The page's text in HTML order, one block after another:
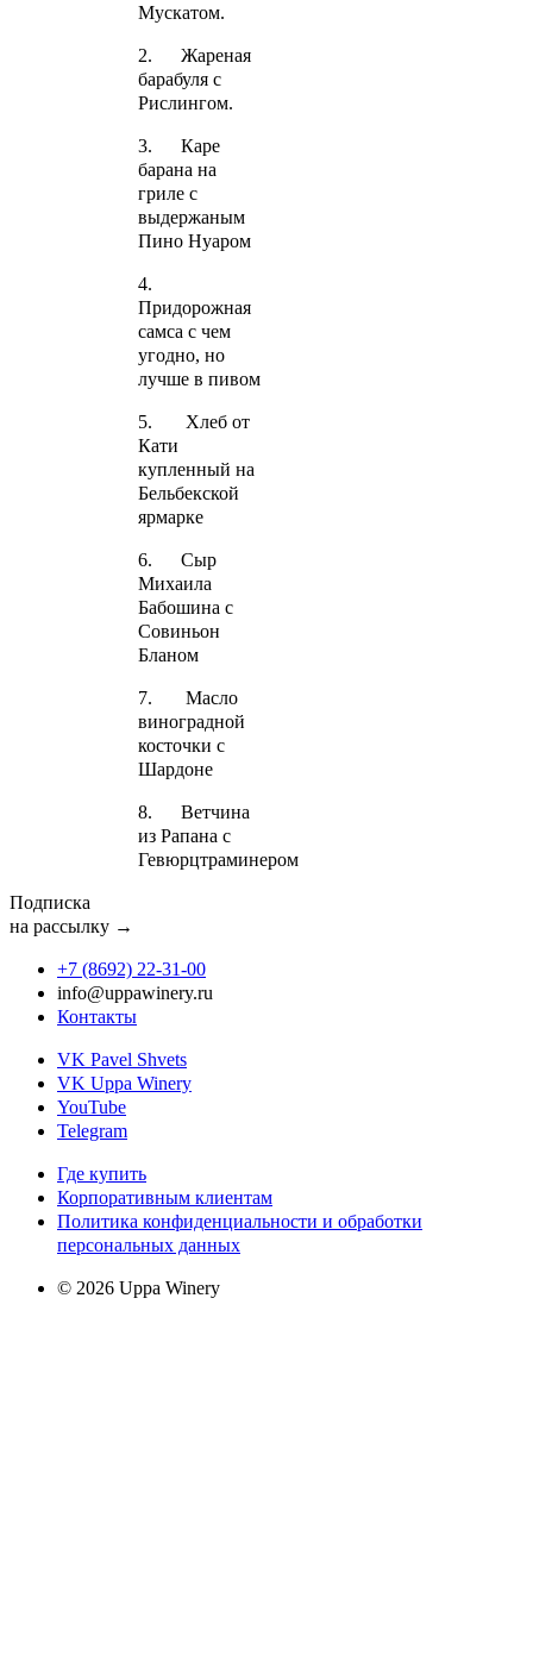
Мускатом.
2. Жареная
барабуля с
Рислингом.
3. Каре
барана на
гриле с
выдержаным
Пино Нуаром
4.
Придорожная
самса с чем
угодно, но
лучше в пивом
5. Хлеб от
Кати
купленный на
Бельбекской
ярмарке
6. Сыр
Михаила
Бабошина с
Совиньон
Бланом
7. Масло
виноградной
косточки с
Шардоне
8. Ветчина
из Рапана с
Гевюрцтраминером
Подписка
на рассылку →
+7 (8692) 22‑31‑00
info@uppawinery.ru
Контакты
VK Pavel Shvets
VK Uppa Winery
YouTube
Telegram
Где купить
Корпоративным клиентам
Политика конфиденциальности и обработки
персональных данных
© 2026 Uppa Winery